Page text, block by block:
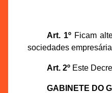
Art. 1ºFicam
sociedades
Art. 2ºEste
GABINETE DO